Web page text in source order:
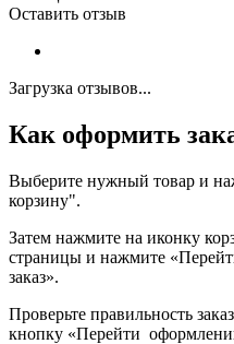
Оставить отзыв
Загрузка отзывов...
Как оформить
Выберите нужный товар и
корзину".
Затем нажмите на иконку
страницы и нажмите
заказ».
Проверьте правильность
кнопку «Перейти